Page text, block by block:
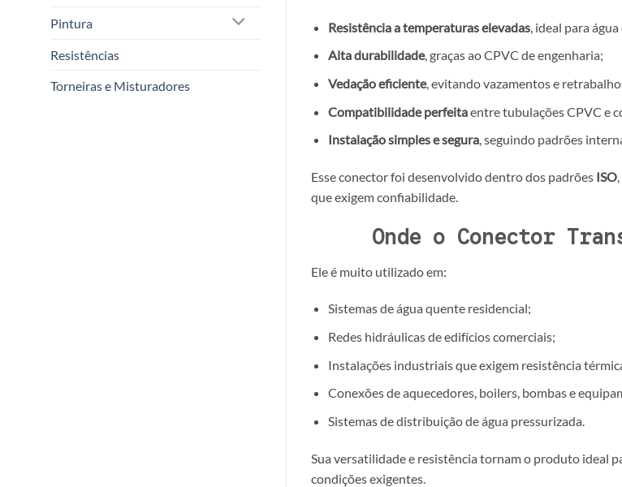
Pintura
Resistências
Torneiras e Misturadores
Resistência a temperaturas elevadas, ideal para
Alta durabilidade, graças ao CPVC de engenharia;
Vedação eficiente, evitando vazamentos e
Compatibilidade perfeitaentre tubulações CPVC e
Instalação simples e segura, seguindo padrões
Esse conector foi desenvolvido dentro dos padrões ISO
que exigem confiabilidade.
Onde o Conector
Ele é muito utilizado em:
Sistemas de água quente residencial;
Redes hidráulicas de edifícios comerciais;
Instalações industriais que exigem resistência
Conexões de aquecedores, boilers, bombas e
Sistemas de distribuição de água pressurizada.
Sua versatilidade e resistência tornam o produto ideal
condições exigentes.